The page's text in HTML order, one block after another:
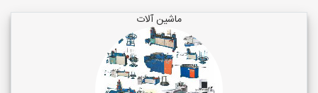
ماشین آلات